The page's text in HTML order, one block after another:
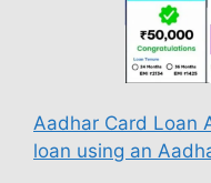
Aadhar Card Loan
loan using an